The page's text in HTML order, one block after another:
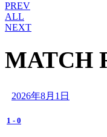
PREV
ALL
NEXT
MATCH
2026年8月1日
1 - 0